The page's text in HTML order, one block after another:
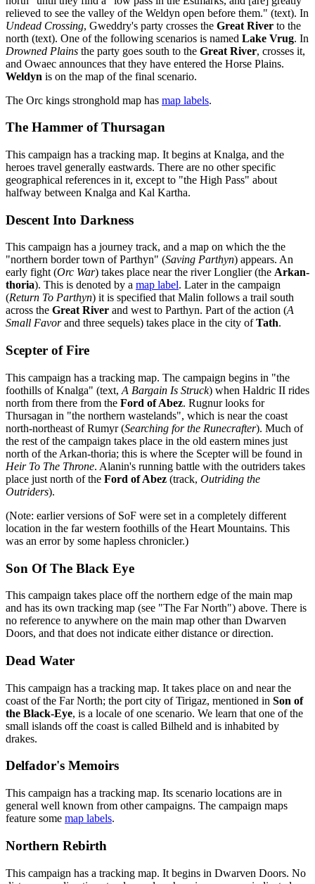
relieved to see the valley of the Weldyn open before them." (text). In
Undead Crossing, Gweddry's party crosses the Great River to the
north (text). One of the following scenarios is named Lake Vrug. In
Drowned Plains the party goes south to the Great River, crosses it,
and Owaec announces that they have entered the Horse Plains.
Weldyn is on the map of the final scenario.
The Orc kings stronghold map has map labels.
The Hammer of Thursagan
This campaign has a tracking map. It begins at Knalga, and the
heroes travel generally eastwards. There are no other specific
geographical references in it, except to "the High Pass" about
halfway between Knalga and Kal Kartha.
Descent Into Darkness
This campaign has a journey track, and a map on which the the
"northern border town of Parthyn" (Saving Parthyn) appears. An
early fight (Orc War) takes place near the river Longlier (the Arkan-
thoria). This is denoted by a map label. Later in the campaign
(Return To Parthyn) it is specified that Malin follows a trail south
across the Great River and west to Parthyn. Part of the action (A
Small Favorand three sequels) takes place in the city ofTath.
Scepter of Fire
This campaign has a tracking map. The campaign begins in "the
foothills of Knalga" (text, A Bargain Is Struck) when Haldric II rides
north from there from the Ford of Abez. Rugnur looks for
Thursagan in "the northern wastelands", which is near the coast
north-northeast of Rumyr (Searching for the Runecrafter). Much of
the rest of the campaign takes place in the old eastern mines just
north of the Arkan-thoria; this is where the Scepter will be found in
Heir To The Throne. Alanin's running battle with the outriders takes
place just north of the Ford of Abez (track, Outriding the
Outriders).
(Note: earlier versions of SoF were set in a completely different
location in the far western foothills of the Heart Mountains. This
was an error by some hapless chronicler.)
Son Of The Black Eye
This campaign takes place off the northern edge of the main map
and has its own tracking map (see "The Far North") above. There is
no reference to anywhere on the main map other than Dwarven
Doors, and that does not indicate either distance or direction.
Dead Water
This campaign has a tracking map. It takes place on and near the
coast of the Far North; the port city of Tirigaz, mentioned in Son of
the Black-Eye, is a locale of one scenario. We learn that one of the
small islands off the coast is called Bilheld and is inhabited by
drakes.
Delfador's Memoirs
This campaign has a tracking map. Its scenario locations are in
general well known from other campaigns. The campaign maps
feature some map labels.
Northern Rebirth
This campaign has a tracking map. It begins in Dwarven Doors. No